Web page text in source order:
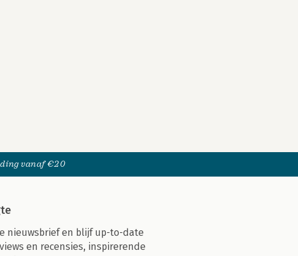
vanaf €20
nieuwsbrief en blijf up-to-date
en recensies, inspirerende